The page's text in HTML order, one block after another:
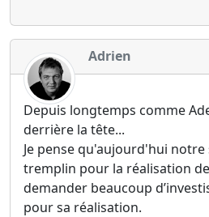
Adrien
Depuis longtemps comme
derrière la tête...
Je pense qu'aujourd'hui
tremplin pour la réalisation
demander beaucoup
pour sa réalisation.